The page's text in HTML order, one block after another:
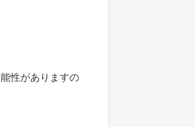
性がありますの